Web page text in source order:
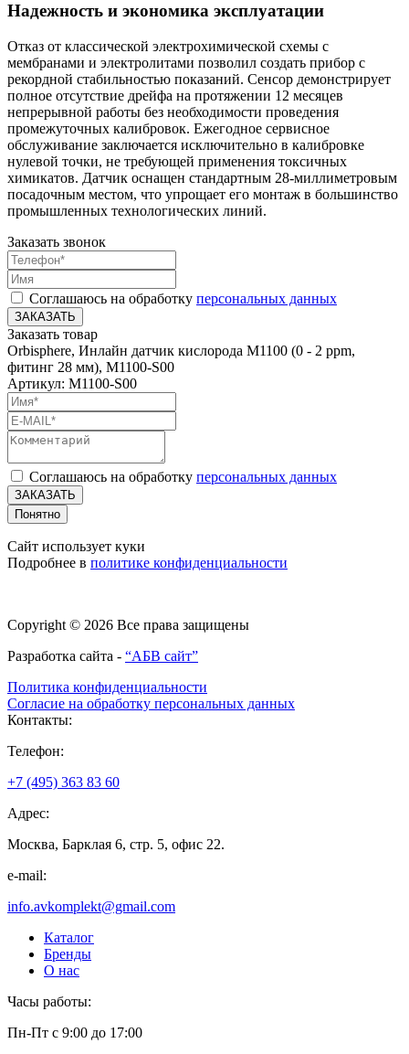
Надежность и экономика эксплуатации
Отказ от классической электрохимической схемы с
мембранами и электролитами позволил создать прибор с
рекордной стабильностью показаний. Сенсор демонстрирует
полное отсутствие дрейфа на протяжении 12 месяцев
непрерывной работы без необходимости проведения
промежуточных калибровок. Ежегодное сервисное
обслуживание заключается исключительно в калибровке
нулевой точки, не требующей применения токсичных
химикатов. Датчик оснащен стандартным 28-миллиметровым
посадочным местом, что упрощает его монтаж в большинство
промышленных технологических линий.
Заказать звонок
Соглашаюсь на обработку персональных данных
ЗАКАЗАТЬ
Заказать товар
Orbisphere, Инлайн датчик кислорода M1100 (0 - 2 ppm,
фитинг 28 мм), M1100-S00
Артикул: M1100-S00
Соглашаюсь на обработку персональных данных
ЗАКАЗАТЬ
Понятно
Сайт использует куки
Подробнее в политике конфиденциальности
Copyright © 2026 Все права защищены
Разработка сайта - “АБВ сайт”
Политика конфиденциальности
Согласие на обработку персональных данных
Контакты:
Телефон:
+7 (495) 363 83 60
Адрес:
Москва, Барклая 6, стр. 5, офис 22.
e-mail:
info.avkomplekt@gmail.com
Каталог
Бренды
О нас
Часы работы:
Пн-Пт с 9:00 до 17:00